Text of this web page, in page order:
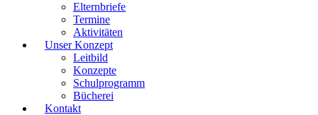
Elternbriefe
Termine
Aktivitäten
Unser Konzept
Leitbild
Konzepte
Schulprogramm
Bücherei
Kontakt